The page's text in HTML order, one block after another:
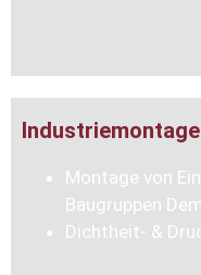
Industriemontage
Montage von
Baugruppen
Dichtheit- &